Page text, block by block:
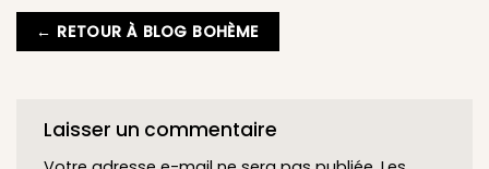
← RETOUR À BLOG BOHÈME
Laisser un commentaire